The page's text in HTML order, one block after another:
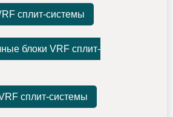
сплит-системы
блоки VRF сплит-
сплит-системы